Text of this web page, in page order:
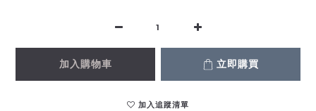
加入購物車 立即購買
加入追蹤清單